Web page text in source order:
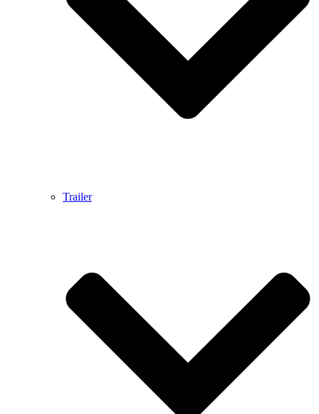
Trailer